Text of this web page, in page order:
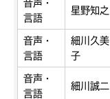
音声・
言語
星野知之
音声・
言語
細川久美
子
音声・
言語
細川誠二